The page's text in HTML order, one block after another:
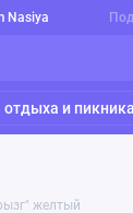
Nasiya
и пикника
желтый